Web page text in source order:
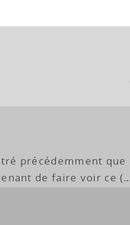
précédemment que
de faire voir ce